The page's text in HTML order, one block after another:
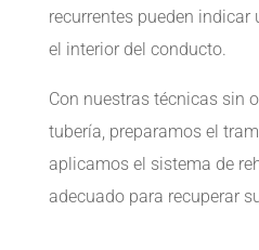
recurrentes pueden indicar
el interior del conducto.
Con nuestras técnicas sin
tubería, preparamos el
aplicamos el sistema de
adecuado para recuperar